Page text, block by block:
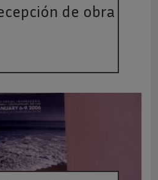
de obra